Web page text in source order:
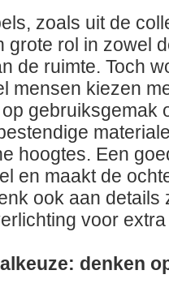
zoals uit de
grote rol in zowel
de ruimte. Toch
mensen kiezen
gebruiksgemak
hoogtes. Een
en maakt de
ook aan
voor
denken